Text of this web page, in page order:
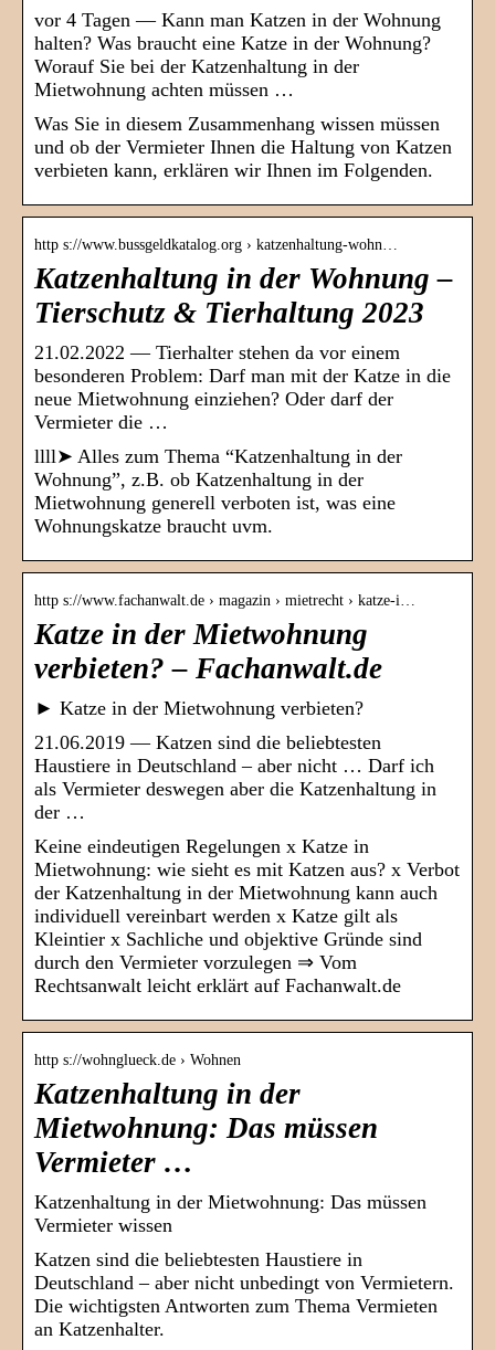
vor 4 Tagen — Kann man Katzen in der Wohnung
halten? Was braucht eine Katze in der Wohnung?
Worauf Sie bei der Katzenhaltung in der
Mietwohnung achten müssen …
Was Sie in diesem Zusammenhang wissen müssen
und ob der Vermieter Ihnen die Haltung von Katzen
verbieten kann, erklären wir Ihnen im Folgenden.
http s://www.bussgeldkatalog.org › katzenhaltung-wohn…
Katzenhaltung in der Wohnung –
Tierschutz & Tierhaltung 2023
21.02.2022 — Tierhalter stehen da vor einem
besonderen Problem: Darf man mit der Katze in die
neue Mietwohnung einziehen? Oder darf der
Vermieter die …
llll➤ Alles zum Thema “Katzenhaltung in der
Wohnung”, z.B. ob Katzenhaltung in der
Mietwohnung generell verboten ist, was eine
Wohnungskatze braucht uvm.
http s://www.fachanwalt.de › magazin › mietrecht › katze-i…
Katze in der Mietwohnung
verbieten? – Fachanwalt.de
► Katze in der Mietwohnung verbieten?
21.06.2019 — Katzen sind die beliebtesten
Haustiere in Deutschland – aber nicht … Darf ich
als Vermieter deswegen aber die Katzenhaltung in
der …
Keine eindeutigen Regelungen x Katze in
Mietwohnung: wie sieht es mit Katzen aus? x Verbot
der Katzenhaltung in der Mietwohnung kann auch
individuell vereinbart werden x Katze gilt als
Kleintier x Sachliche und objektive Gründe sind
durch den Vermieter vorzulegen ⇒ Vom
Rechtsanwalt leicht erklärt auf Fachanwalt.de
http s://wohnglueck.de › Wohnen
Katzenhaltung in der
Mietwohnung: Das müssen
Vermieter …
Katzenhaltung in der Mietwohnung: Das müssen
Vermieter wissen
Katzen sind die beliebtesten Haustiere in
Deutschland – aber nicht unbedingt von Vermietern.
Die wichtigsten Antworten zum Thema Vermieten
an Katzenhalter.